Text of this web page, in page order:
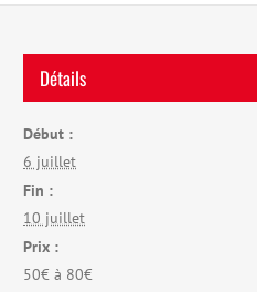
Détails
Début :
6 juillet
Fin :
10 juillet
Prix :
50€ à 80€